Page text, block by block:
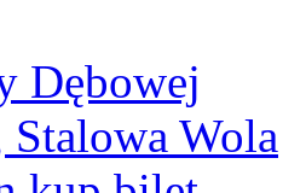
Dębowej
Wola